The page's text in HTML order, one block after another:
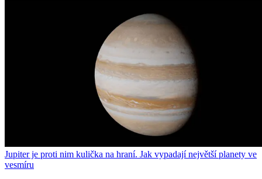
Jupiter je proti nim kulička na hraní. Jak vypadají největší planety ve
vesmíru